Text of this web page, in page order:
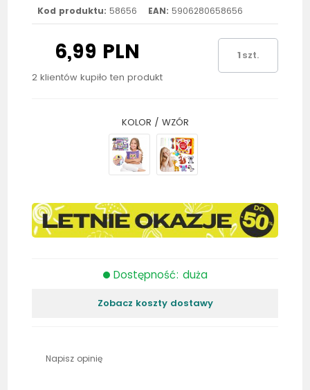
Kod produktu: 58656 EAN: 5906280658656
6,99 PLN
2 klientów kupiło ten produkt
szt.
KOLOR / WZÓR
Dostępność: duża
Zobacz koszty dostawy
Napisz opinię